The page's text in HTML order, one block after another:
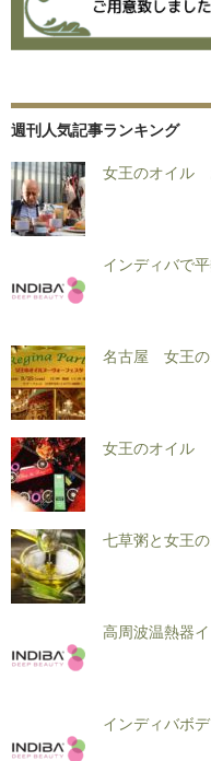
週刊人気記事ランキング
女王のオイル
インディバで
名古屋 女王の
女王のオイル
七草粥と女王
高周波温熱器
インディバボ